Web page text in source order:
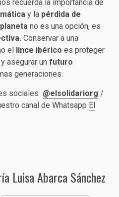
recuerda la importancia de
y la pérdida de
planeta no es una opción, es
Conservar a una
el
lince ibérico es proteger
asegurar un futuro
generaciones.
sociales @elsolidariorg /
canal de Whatsapp El
Luisa Abarca Sánchez